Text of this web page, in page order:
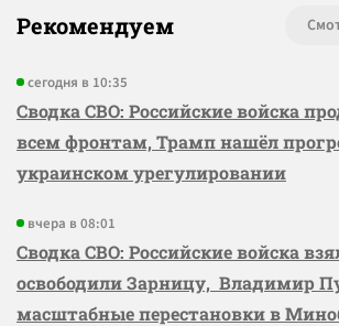
Рекомендуем
сегодня в 10:35
Сводка СВО: Российские войска
всем фронтам, Трамп нашёл
украинском урегулировании
вчера в 08:01
Сводка СВО: Российские войска
освободили Зарницу, Владимир
масштабные перестановки в